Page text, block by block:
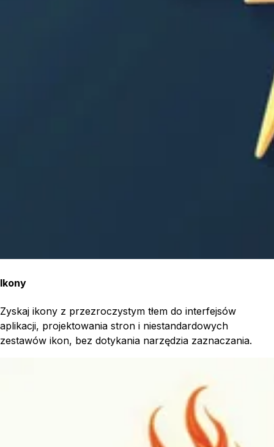
Ikony
Zyskaj ikony z przezroczystym tłem do interfejsów
aplikacji, projektowania stron i niestandardowych
zestawów ikon, bez dotykania narzędzia zaznaczania.